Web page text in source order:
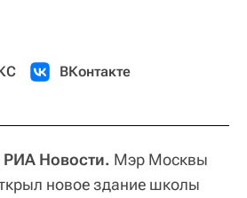
ВКонтакте
Новости. Мэр Москвы
новое здание школы